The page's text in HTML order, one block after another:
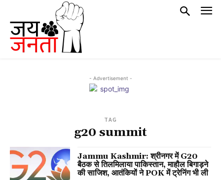
- Advertisement -
TAG
g20 summit
Jammu Kashmir: श्रीनगर में G20
बैठक से तिलमिलाया पाकिस्तान, माहौल बिगाड़ने
की साजिश, आतंकियों ने POK में ट्रेनिंग भी ली